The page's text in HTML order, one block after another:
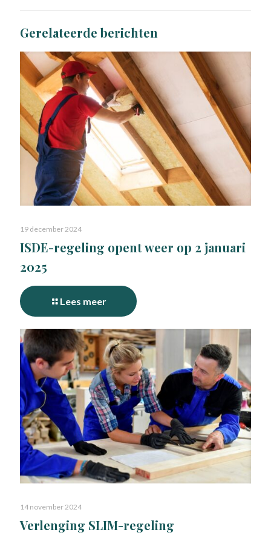
Gerelateerde berichten
19 december 2024
ISDE-regeling opent weer op 2 januari
2025
Lees meer
14 november 2024
Verlenging SLIM-regeling